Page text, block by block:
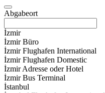
Abgabeort
İzmir
İzmir Büro
İzmir Flughafen International
İzmir Flughafen Domestic
İzmir Adresse oder Hotel
İzmir Bus Terminal
İstanbul